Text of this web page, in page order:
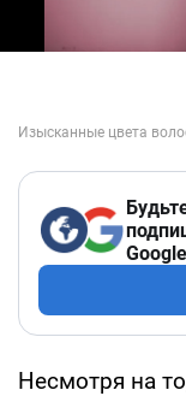
Google
Несмотря на